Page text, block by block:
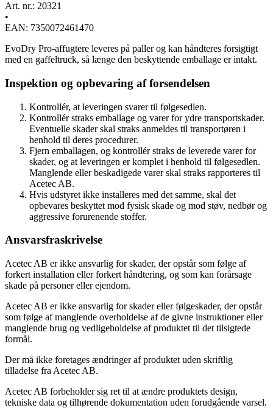
Art. nr.: 20321
•
EAN: 7350072461470
EvoDry Pro-affugtere leveres på paller og kan håndteres forsigtigt
med en gaffeltruck, så længe den beskyttende emballage er intakt.
Inspektion og opbevaring af forsendelsen
Kontrollér, at leveringen svarer til følgesedlen.
Kontrollér straks emballage og varer for ydre transportskader.
Eventuelle skader skal straks anmeldes til transportøren i
henhold til deres procedurer.
Fjern emballagen, og kontrollér straks de leverede varer for
skader, og at leveringen er komplet i henhold til følgesedlen.
Manglende eller beskadigede varer skal straks rapporteres til
Acetec AB.
Hvis udstyret ikke installeres med det samme, skal det
opbevares beskyttet mod fysisk skade og mod støv, nedbør og
aggressive forurenende stoffer.
Ansvarsfraskrivelse
Acetec AB er ikke ansvarlig for skader, der opstår som følge af
forkert installation eller forkert håndtering, og som kan forårsage
skade på personer eller ejendom.
Acetec AB er ikke ansvarlig for skader eller følgeskader, der opstår
som følge af manglende overholdelse af de givne instruktioner eller
manglende brug og vedligeholdelse af produktet til det tilsigtede
formål.
Der må ikke foretages ændringer af produktet uden skriftlig
tilladelse fra Acetec AB.
Acetec AB forbeholder sig ret til at ændre produktets design,
tekniske data og tilhørende dokumentation uden forudgående varsel.